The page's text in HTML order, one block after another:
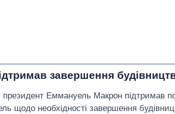
завершення
Еммануель Макрон підтримав
щодо необхідності завершення